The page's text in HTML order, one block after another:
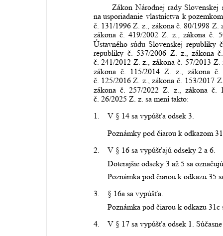
Zákon Národnej rady Slovenskej
na usporiadanie vlastníctva k pozemkom
č. 131/1996 Z. z., zákona č. 80/1998 Z.
zákona č. 419/2002 Z. z., zákona č.
Ústavného súdu Slovenskej republiky
republiky č. 537/2006 Z. z., zákona č.
č. 241/2012 Z. z., zákona č. 57/2013 Z.
zákona č. 115/2014 Z. z., zákona č.
č. 125/2016 Z. z., zákona č. 153/2017
zákona č. 257/2022 Z. z., zákona č.
č. 26/2025 Z. z. sa mení takto:
1. V § 14 sa vypúšťa odsek 3.
Poznámky pod čiarou k odkazom
2.
V § 16 sa vypúšťajú odseky 2 a 6.
Doterajšie odseky 3 až 5 sa
Poznámka pod čiarou k odkazu 35
3.
§ 16a sa vypúšťa.
Poznámka pod čiarou k odkazu 31c
4. V § 17 sa vypúšťa odsek 1.